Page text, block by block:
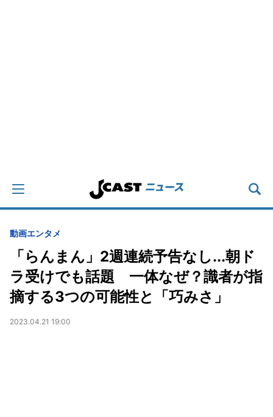
動画エンタメ
「らんまん」2週連続予告なし...朝ド
ラ受けでも話題 一体なぜ？識者が指
摘する3つの可能性と「巧みさ」
2023.04.21 19:00